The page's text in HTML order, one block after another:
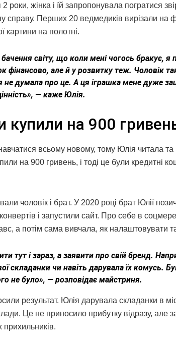
роки, жінка і їй запропонувала погратися
справу. Перших 20 ведмедиків вирізали на
картини на полотні.
світу, що коли мені чогось бракує, я
фінансово, але й у розвитку теж. Чоловік
не думала про це. А ця іграшка мене дуже
— каже Юлія.
купили на 900
всьому новому, тому Юлія читала
на 900 гривень, і тоді це були кредитні
чоловік і брат. У 2020 році брат Юлії
і запустили сайт. Про себе в
а потім сама вивчала, як налаштовувати
тут і зараз, а заявити про свій бренд.
складанки чи навіть дарувала їх комусь.
не було», — розповідає майстриня.
результат. Юлія дарувала складанки в
Це не приносило прибутку відразу,
прихильників.